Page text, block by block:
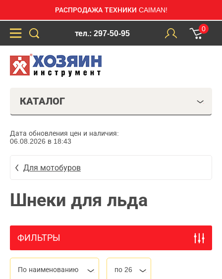
РАСПРОДАЖА ТЕХНИКИ CAIMAN!
тел.: 297-50-95
0
КАТАЛОГ
Дата обновления цен и наличия:
06.08.2026 в 18:43
Для мотобуров
Шнеки для льда
ФИЛЬТРЫ
По наименованию по 26